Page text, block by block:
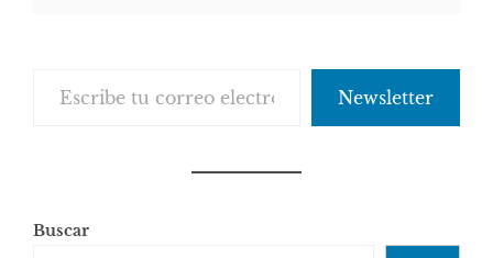
Newsletter
Buscar